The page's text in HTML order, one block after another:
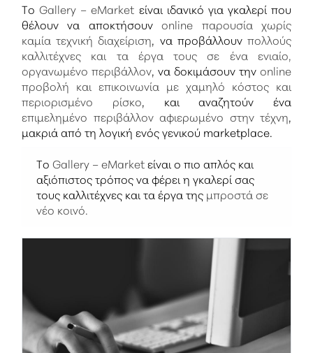
ΤοGallery – eMarket είναι ιδανικό για γκαλερί που
θέλουν να αποκτήσουνonline παρουσία χωρίς
καμία τεχνική διαχείριση, να προβάλλουνπολλούς
καλλιτέχνες και τα έργα τους σε ένα ενιαίο,
οργανωμένο περιβάλλον, να δοκιμάσουν την online
προβολή και επικοινωνία με χαμηλό κόστος και
περιορισμένο ρίσκο, και αναζητούν ένα
επιμελημένο περιβάλλον αφιερωμένο στην τέχνη,
μακριά από τη λογική ενός γενικού marketplace.
Το Gallery – eMarketείναι ο πιο απλός και
αξιόπιστος τρόπος να φέρει η γκαλερί σας
τους καλλιτέχνες και τα έργα της μπροστά σε
νέο κοινό.